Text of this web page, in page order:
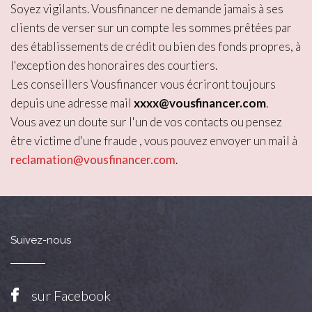
Soyez vigilants. Vousfinancer ne demande jamais à ses
clients de verser sur un compte les sommes prêtées par
des établissements de crédit ou bien des fonds propres, à
l'exception des honoraires des courtiers.
Les conseillers Vousfinancer vous écriront toujours
depuis une adresse mail xxxx@vousfinancer.com.
Vous avez un doute sur l'un de vos contacts ou pensez
être victime d'une fraude , vous pouvez envoyer un mail à
reclamation@vousfinancer.com.
Suivez-nous
sur Facebook